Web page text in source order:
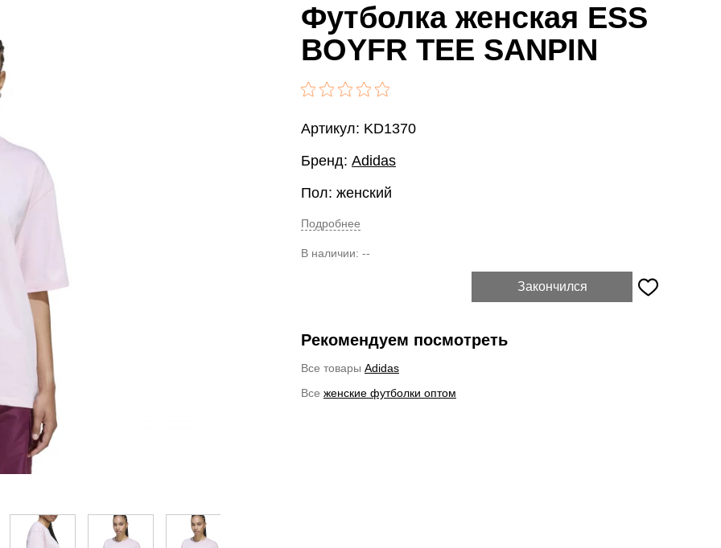
Футболка женская ESS
BOYFR TEE SANPIN
Артикул: KD1370
Бренд: Adidas
Пол: женский
Подробнее
В наличии: --
Закончился
Рекомендуем посмотреть
Все товары Adidas
Все женские футболки оптом